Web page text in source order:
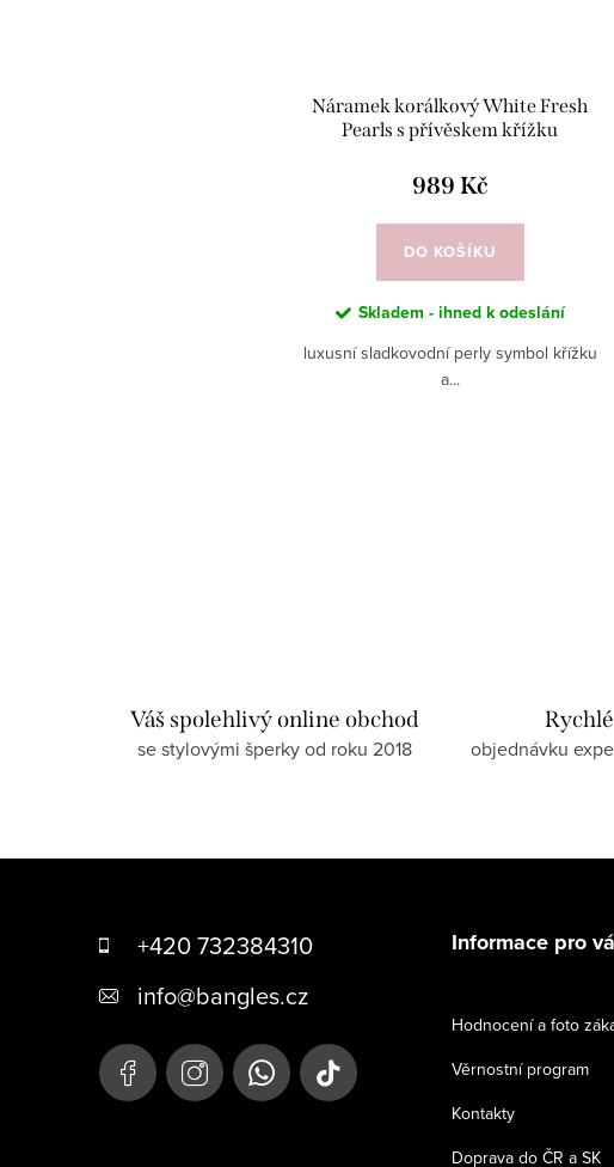
Náramek korálkový White Fresh
Pearls s přívěskem křížku
989 Kč
DO KOŠÍKU
Skladem - ihned k odeslání
luxusní sladkovodní perly symbol křížku
a...
Váš spolehlivý online obchod
se stylovými šperky od roku 2018 objednávku
+420 732384310
info@bangles.cz
Informace pro
Hodnocení a foto
Věrnostní program
Kontakty
Doprava do ČR a SK